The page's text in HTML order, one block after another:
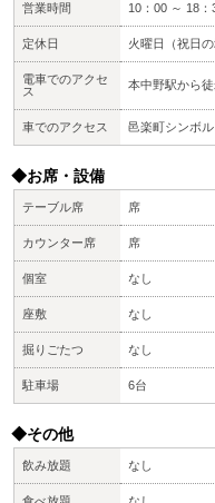
営業時間 10：00 ～ 18：
定休日 火曜日（祝日の
電車でのアクセ
ス
本中野駅から
車でのアクセス 邑楽町シンボ
◆お席・設備
テーブル席 席
カウンター席 席
個室 なし
座敷 なし
掘りごたつ なし
駐車場 6台
◆その他
飲み放題 なし